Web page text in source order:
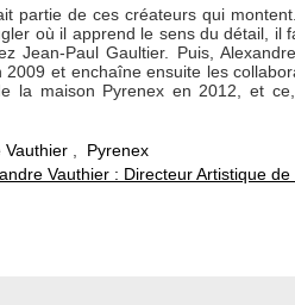
partie de ces créateurs qui
où il apprend le sens du détail, il
Jean-Paul Gaultier. Puis,
et enchaîne ensuite les
la maison Pyrenex en 2012, et
Vauthier , Pyrenex
Vauthier : Directeur Artistique de